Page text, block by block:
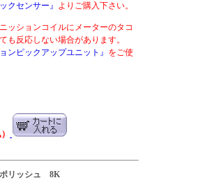
クセンサー』 よりご購入下さい。
ションコイルにメーターのタコ
も反応しない場合があります。
ンピックアップユニット』 をご使
リッシュ 8K